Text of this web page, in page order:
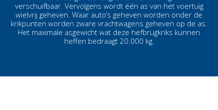
verschuifbaar. Vervolgens wordt één as van het voertuig
wielvrij geheven. Waar auto’s geheven worden onder de
krikpunten worden zware vrachtwagens geheven op de as.
Het maximale asgewicht wat deze hefbrugkriks kunnen
heffen bedraagt 20.000 kg.